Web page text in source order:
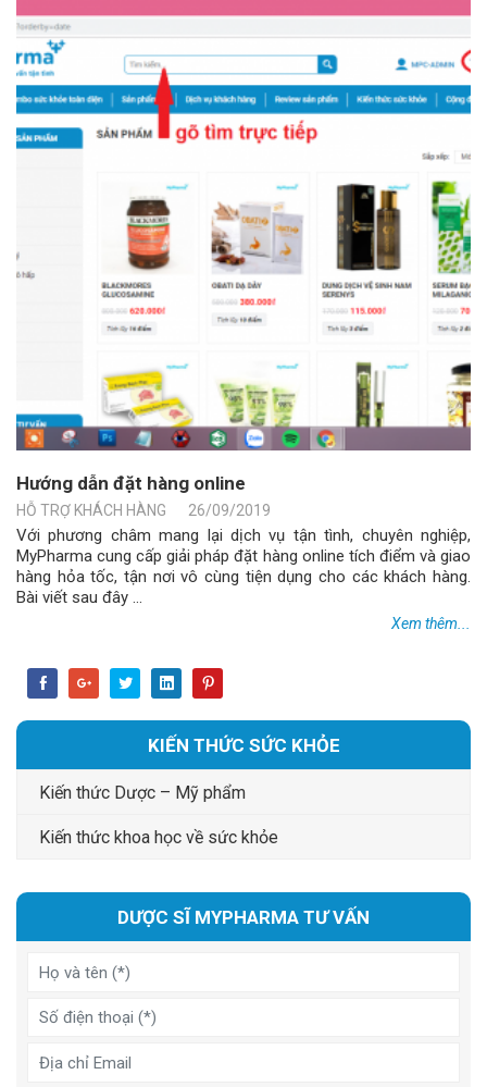
KIẾN THỨC SỨC KHỎE
Kiến thức Dược – Mỹ phẩm
Kiến thức khoa học về sức khỏe
DƯỢC SĨ MYPHARMA TƯ VẤN
Hướng dẫn đặt hàng online
HỖ TRỢ KHÁCH HÀNG 26/09/2019
Với phương châm mang lại dịch vụ tận tình, chuyên nghiệp,
MyPharma cung cấp giải pháp đặt hàng online tích điểm và giao
hàng hỏa tốc, tận nơi vô cùng tiện dụng cho các khách hàng.
Bài viết sau đây ...
Xem thêm...